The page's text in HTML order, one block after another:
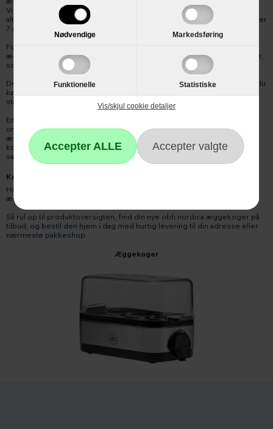
Nødvendige Markedsføring
Funktionelle Statistiske
Vis/skjul cookie detaljer
Vi har æggekoger fra lidt forskellige leverandøre. OBH æggekoger er
altid populære og ud over dem er der også Krups æggekoger 3 æg eller
7 æg. De mest populære er lige nu æggekoger OBH.
For selv om du sagtens kan nøjes med at koge 1, 2 eller 3 æg i en
æggekoger til 7 æg, bruger den mere strøm på det end en æggekoger,
som kun er beregnet til f.eks. æggekoger 3 æg.
Designet på æggekogeren skal også gerne passe ind til den stil, som du
kører i køkkenet. Det er dog mindre vigtigt, da æggekogeren sjældent
står frit fremme hele tiden.
Endelig skal du naturligvis være opmærksom på energiforbruget – selv
om det ikke er voldsomt. Dividerer du energiforbruget med det antal
æg, æggekogeren kan koge, kan du nemt finde frem til, hvilken ægge
koger der er mest økonomisk – også selv om de æggekogere, du
sammenligner, ikke kan koge lige mange æg.
Køb æggekogere på tilbud hos HvidevareShoppen.dk
Hos HvidevareShoppen.dk finder du et nøje udvalgt sortiment af gode
æggekoger tilbud, som er økonomiske i brug.
Så rul op til produktoversigten, find din nye obh nordica æggekoger på
tilbud, og bestil den hjem i dag med hurtig levering til din adresse eller
nærmeste pakkeshop.
Æggekoger